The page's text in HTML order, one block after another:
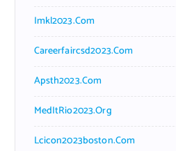
Imkl2023.com
Careerfaircsd2023.com
Apsth2023.com
MedItRio2023.org
Lcicon2023boston.com